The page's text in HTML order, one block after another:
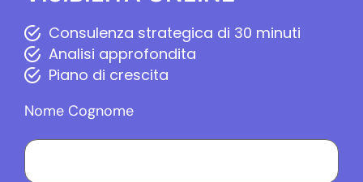
Consulenza strategica di 30 minuti
Analisi approfondita
Piano di crescita
Nome Cognome